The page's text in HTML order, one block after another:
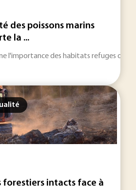
des poissons marins
la ...
l'importance des habitats refuges où
forestiers intacts face à